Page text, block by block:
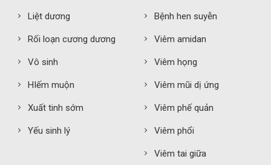
Liệt dương
Rối loạn cương dương
Vô sinh
HIếm muộn
Xuất tinh sớm
Yếu sinh lý
Bệnh hen suyễn
Viêm amidan
Viêm họng
Viêm mũi dị ứng
Viêm phế quản
Viêm phổi
Viêm tai giữa